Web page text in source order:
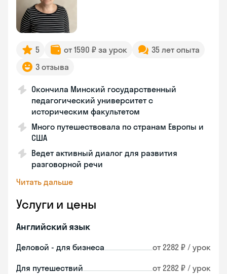
5 от 1590 ₽ за урок
35 лет опыта
3 отзыва
Окончила Минский государственный
педагогический университет с
историческим факультетом
Много путешествовала по странам Европы и
США
Ведет активный диалог для развития
разговорной речи
Читать дальше
Услуги и цены
Английский язык
Деловой - для бизнеса от 2282 ₽ / урок
Для путешествий от 2282 ₽ / урок